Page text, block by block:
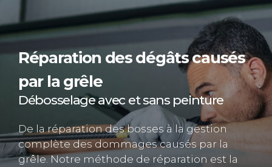
Réparation des dégâts causés
par la grêle
Débosselage avec et sans peinture
De la réparation des bosses à la gestion
complète des dommages causés par la
grêle. Notre méthode de réparation est la